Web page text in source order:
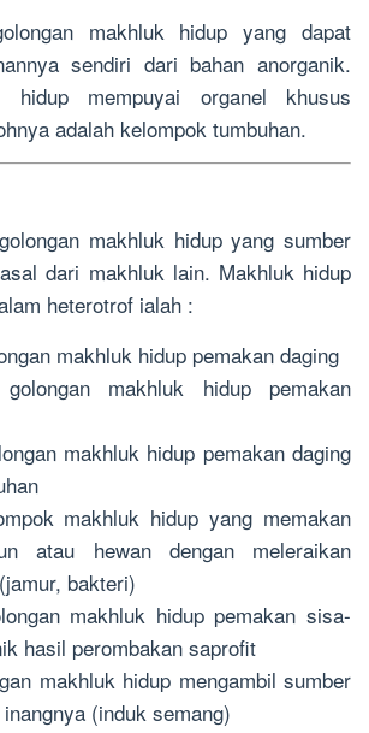
makhluk hidup yang dapat
sendiri dari bahan anorganik.
hidup mempuyai organel khusus
adalah kelompok tumbuhan.
makhluk hidup yang sumber
dari makhluk lain. Makhluk hidup
heterotrof ialah :
makhluk hidup pemakan daging
makhluk hidup pemakan
makhluk hidup pemakan daging
makhluk hidup yang memakan
atau hewan dengan meleraikan
bakteri)
makhluk hidup pemakan sisa-
hasil perombakan saprofit
makhluk hidup mengambil sumber
(induk semang)